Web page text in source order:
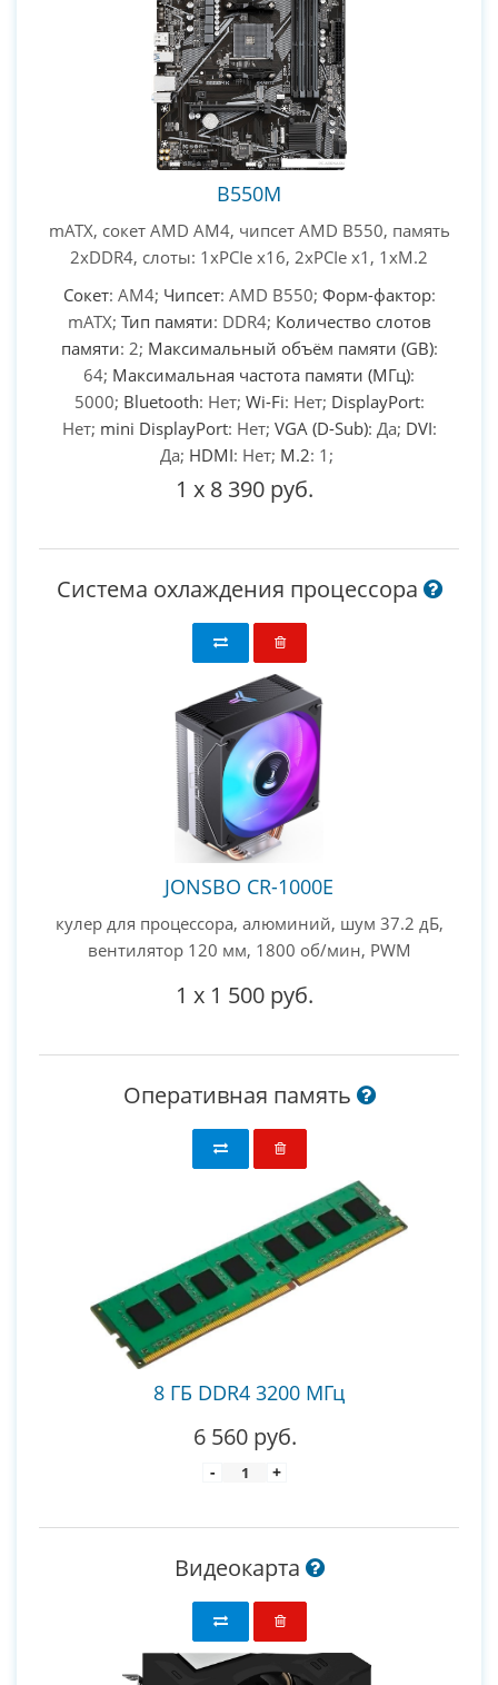
B550M
mATX, сокет AMD AM4, чипсет AMD B550, память
2xDDR4, слоты: 1xPCIe x16, 2xPCIe x1, 1xM.2
Сокет: AM4; Чипсет: AMD B550; Форм-фактор:
mATX; Тип памяти: DDR4; Количество слотов
памяти: 2; Максимальный объём памяти (GB):
64; Максимальная частота памяти (МГц):
5000; Bluetooth: Нет; Wi-Fi: Нет; DisplayPort:
Нет; mini DisplayPort: Нет; VGA (D-Sub): Да; DVI:
Да; HDMI: Нет; M.2: 1;
1 x 8 390 руб.
Система охлаждения процессора
JONSBO CR-1000E
кулер для процессора, алюминий, шум 37.2 дБ,
вентилятор 120 мм, 1800 об/мин, PWM
1 x 1 500 руб.
Оперативная память
8 ГБ DDR4 3200 МГц
6 560 руб.
- +
Видеокарта